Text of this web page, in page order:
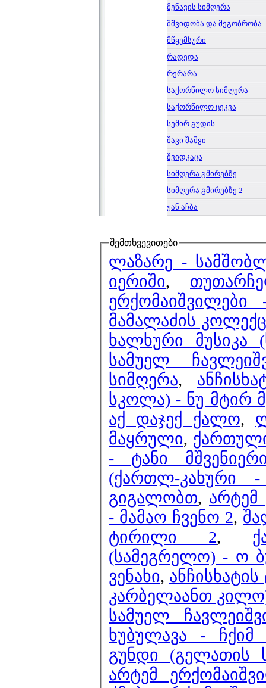
მენავის სიმღერა
მშვიდობა და მეგობრობა
მწყემსური
რადედა
რერარა
საქორწილო სიმღერა
საქორწილო ცეკვა
სემირ გუდის
შავი შაშვი
შვიდკაცა
სიმღერა გმირებზე
სიმღერა გმირებზე 2
ჟან აჩბა
შემთხვევითები
ლაზარე -
იერიში,
მამალაძის
ხალხური მუსიკა
სამუელ
სიმღერა,
სკოლა) - ნუ მტირ
აქ დაჯექ ქალო,
მაყრული,
- ტანი
(ქართლ-
გიგალობთ,
- მამაო ჩვენო 2,
ტირილი 2,
(სამეგრელო) - ო
ვენახი,
კარბელაანთ
სამუელ
ხუბულავა - ჩქიმ
გუნდი (გელათის
არტემ